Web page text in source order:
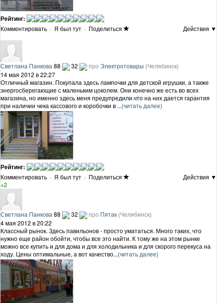
Рейтинг:
Комментировать · Я был тут · Поделиться Действия ▼
Светлана Панкова 88 32 про Электротовары (Челябинск)
14 мая 2012 в 22:27
Отличный магазин. Покупала здесь лампочки для детской игрушки, а также
энергосберегающие с маленьким цоколем. Они конечно же есть во всех
магазина, но именно здесь меня предупредили.что на них дается гарантия
при наличии чека кассового и коробочки в ...(читать далее)
Рейтинг:
Комментировать · Я был тут · Поделиться
Действия ▼
+2
Светлана Панкова 88 32 про Пятак (Челябинск)
4 мая 2012 в 20:22
Классный рынок. Здесь павильонов - просто умататься. Много таких, что
нужно еще район обойти, чтобы все это найти. К тому же на этом рынке
можно все купить и для дома и для холодильника и для скорого перекуса на
ходу. Цены оптимальные, а вот качество...(читать далее)